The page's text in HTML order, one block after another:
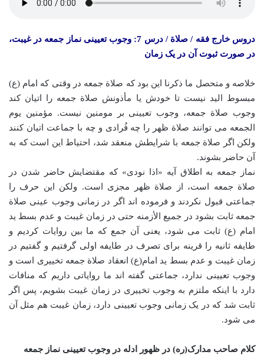
دروس خارج فقه / صلاة / درس 7: وجوب تعیینی نماز جمعه در غیبت،
در صورت ثبوت آن در یک زمان
خلاصه و متحصل ما ذکرنا این بود که صلاة جمعه در وقتی که امام (ع)
مبسوط الید نیست تا خودش یا مأذونش صلاة جمعه را اتیان کند
وجوب صلاة جمعه، وجوب تعیینی بر مومنین نیست. مؤمنین یوم
الجمعه می توانند صلاة ظهر را چه فُرادی و چه با جماعت اتیان کنند
ولکن اگر صلاة جمعه با شرایطش منعقد شد، احتیاط این است که به
آن حاضر بشوند.
نماز جمعه به اطلاق آیه «اذا نودی» که مقتضایش حاضر شدن در
صلاة جمعه است، از صلاة ظهر مجزی است. ولکن این حرف را
جماعتی قبول نکردند و فرموده اند اگر در زمانی وجوب عینی صلاة
جمعه ثابت بشود در جمیع الأزمنه حتی در زمان غیبت و عدم بسط ید
امام (ع) ثابت می شود، یعنی آن جمع که ما بین روایات کردیم و
طایفه ثانیه را قرینه برای تصرف در طایفه اولی گرفتیم و گفتیم در
زمان غیبت و عدم بسط ید امام(ع) انعقاد صلاة جمعه تخییری است و
وجوب تعیینی ندارد، جماعتی گفته اند ما روایاتی داریم که منافات
دارد با اینکه ملتزم به وجوب تخییری در زمان غیبت بشویم، پس اگر
ثابت شد که در یک زمانی وجوب تعیینی دارد، زمان غیبت هم مثل آن
می شود.
کلام صاحب مدارک(ره) در ظهور ادله در وجوب تعیینی نماز جمعه